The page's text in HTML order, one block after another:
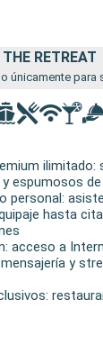
THE RETREAT
únicamente para
ilimitado:
espumosos
personal:
hasta
acceso a
y